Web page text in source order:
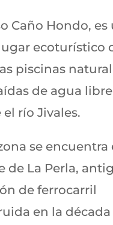
Caño Hondo, es
ecoturístico
piscinas
de agua libre
el río Jivales.
se encuentra
de La Perla,
de ferrocarril
en la década